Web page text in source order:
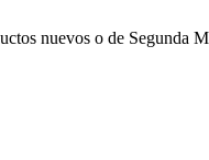
nuevos o de Segunda